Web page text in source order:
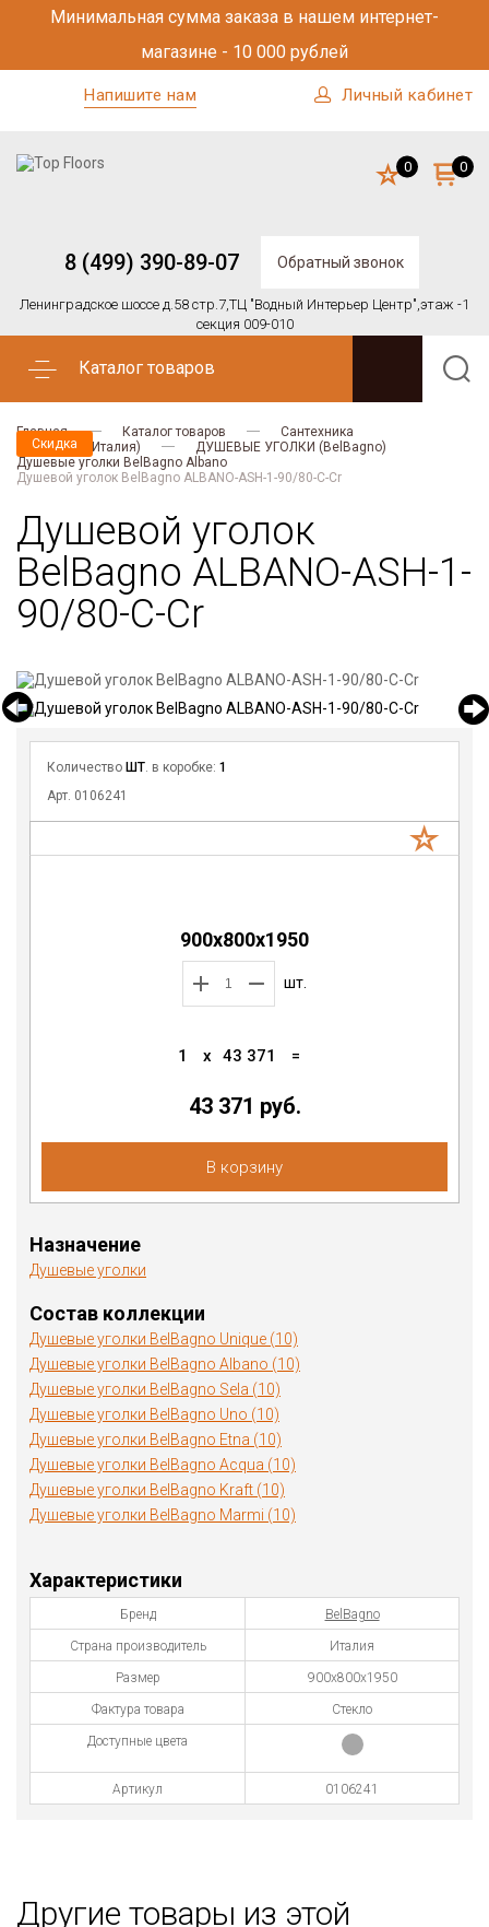
Минимальная сумма заказа в нашем интернет-
магазине - 10 000 рублей
Напишите нам Личный кабинет
8 (499) 390-89-07 Обратный звонок
Ленинградское шоссе д.58 стр.7,ТЦ "Водный Интерьер Центр",этаж -1
секция 009-010
0 0
Каталог товаров
Главная Каталог товаров
Сантехника
BELBAGNO (Италия)
ДУШЕВЫЕ УГОЛКИ (BelBagno)
Душевые уголки BelBagno Albano
Душевой уголок BelBagno ALBANO-ASH-1-90/80-C-Cr
Душевой уголок
BelBagno ALBANO-ASH-1-
90/80-C-Cr
Скидка
Количество ШТ. в коробке: 1
Арт. 0106241
900х800х1950
шт.
1 x 43 371 =
43 371 руб.
В корзину
Назначение
Душевые уголки
Состав коллекции
Душевые уголки BelBagno Unique (10)
Душевые уголки BelBagno Albano (10)
Душевые уголки BelBagno Sela (10)
Душевые уголки BelBagno Uno (10)
Душевые уголки BelBagno Etna (10)
Душевые уголки BelBagno Acqua (10)
Душевые уголки BelBagno Kraft (10)
Душевые уголки BelBagno Marmi (10)
Характеристики
Бренд BelBagno
Страна производитель Италия
Размер 900х800х1950
Фактура товара Стекло
Доступные цвета
Артикул 0106241
Другие товары из этой